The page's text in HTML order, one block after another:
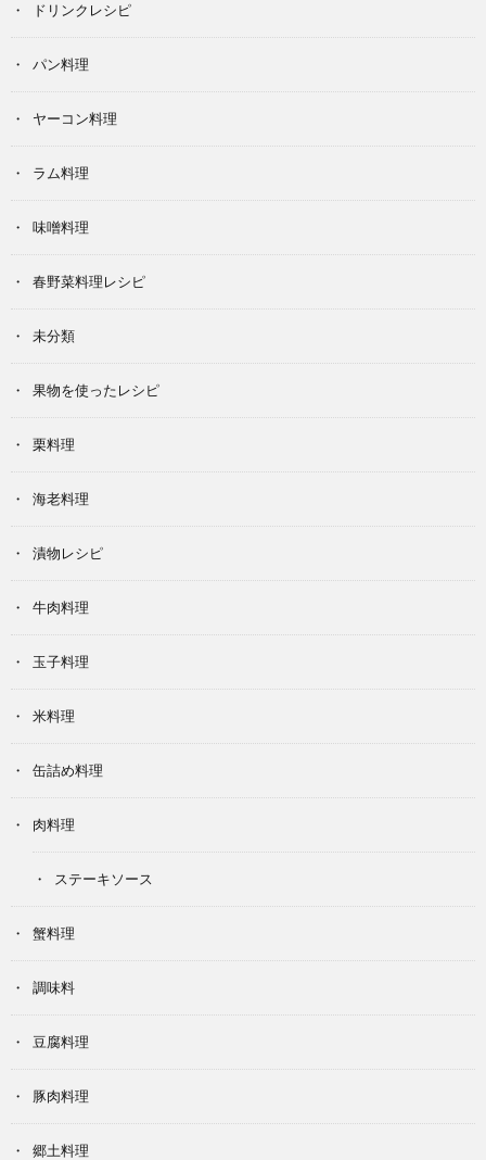
ドリンクレシピ
パン料理
ヤーコン料理
ラム料理
味噌料理
春野菜料理レシピ
未分類
果物を使ったレシピ
栗料理
海老料理
漬物レシピ
牛肉料理
玉子料理
米料理
缶詰め料理
肉料理
ステーキソース
蟹料理
調味料
豆腐料理
豚肉料理
郷土料理